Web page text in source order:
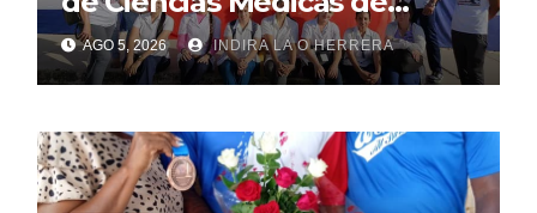
Mayabeque realizan
pesquisa
AGO 5, 2026 INDIRA LA O HERRERA